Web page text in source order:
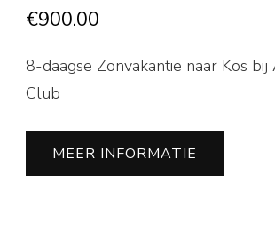
€900.00
8-daagse Zonvakantie naar Kos bij
Club
MEER INFORMATIE